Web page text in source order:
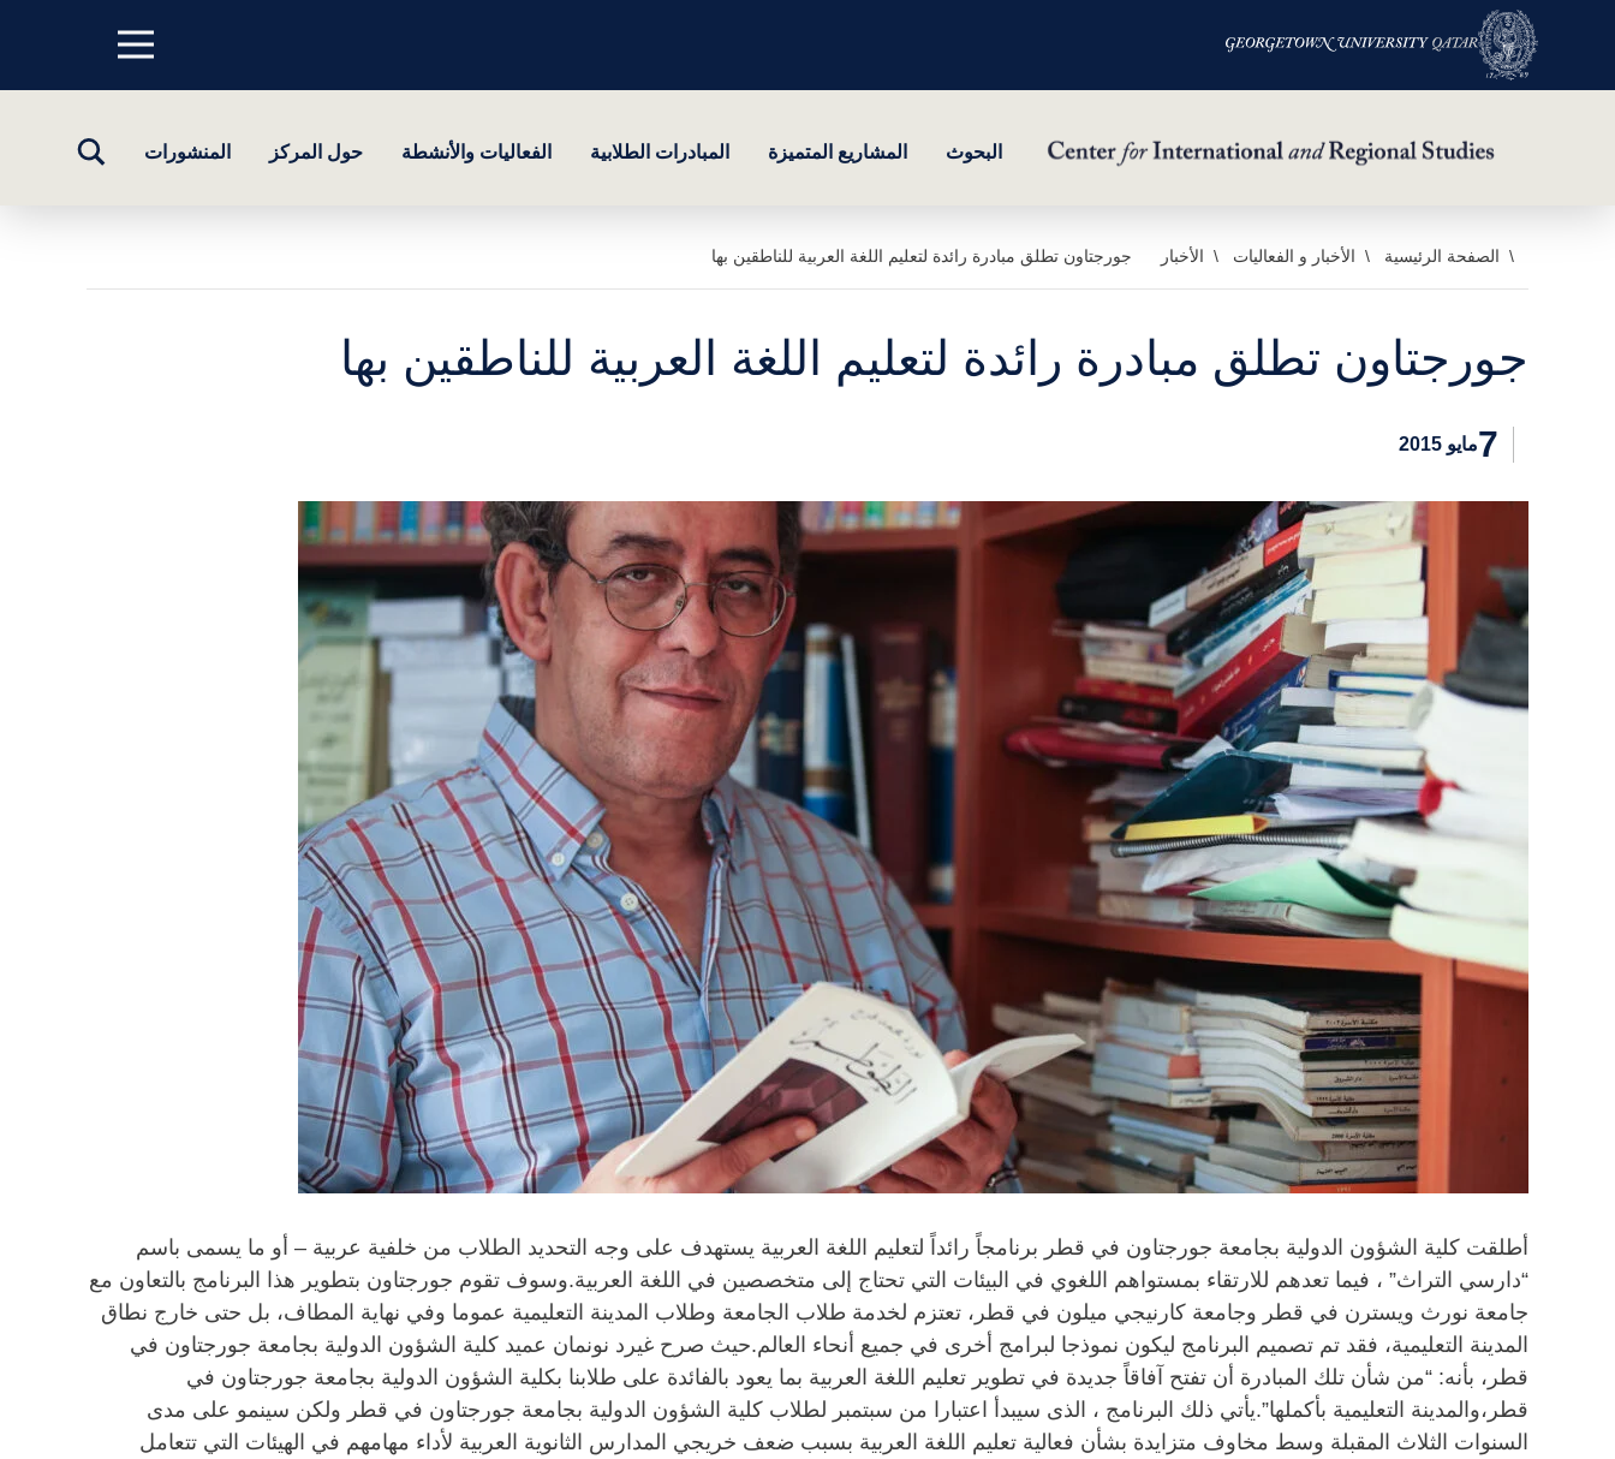
Menu
top
البحوث المشاريع المتميزة المبادرات الطلابية الفعاليات والأنشطة حول المركز المنشورات
تبديل
الصفحة الرئيسية الأخبار و الفعاليات الأخبار جورجتاون تطلق مبادرة رائدة لتعليم اللغة العربية للناطقين بها
جورجتاون تطلق مبادرة رائدة لتعليم اللغة العربية للناطقين بها
7مايو 2015
أطلقت كلية الشؤون الدولية بجامعة جورجتاون في قطر برنامجاً رائداً لتعليم اللغة العربية يستهدف على وجه التحديد الطلاب من خلفية عربية – أو ما يسمى باسم
“دارسي التراث” ، فيما تعدهم للارتقاء بمستواهم اللغوي في البيئات التي تحتاج إلى متخصصين في اللغة العربية.وسوف تقوم جورجتاون بتطوير هذا البرنامج بالتعاون مع
جامعة نورث ويسترن في قطر وجامعة كارنيجي ميلون في قطر، تعتزم لخدمة طلاب الجامعة وطلاب المدينة التعليمية عموما وفي نهاية المطاف، بل حتى خارج نطاق
المدينة التعليمية، فقد تم تصميم البرنامج ليكون نموذجا لبرامج أخرى في جميع أنحاء العالم.حيث صرح غيرد نونمان عميد كلية الشؤون الدولية بجامعة جورجتاون في
قطر، بأنه: “من شأن تلك المبادرة أن تفتح آفاقاً جديدة في تطوير تعليم اللغة العربية بما يعود بالفائدة على طلابنا بكلية الشؤون الدولية بجامعة جورجتاون في
قطر،والمدينة التعليمية بأكملها”.يأتي ذلك البرنامج ، الذى سيبدأ اعتبارا من سبتمبر لطلاب كلية الشؤون الدولية بجامعة جورجتاون في قطر ولكن سينمو على مدى
السنوات الثلاث المقبلة وسط مخاوف متزايدة بشأن فعالية تعليم اللغة العربية بسبب ضعف خريجي المدارس الثانوية العربية لأداء مهامهم في الهيئات التي تتعامل